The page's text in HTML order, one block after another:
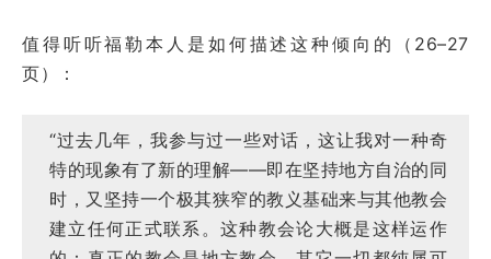
值得听听福勒本人是如何描述这种倾向的（26–27
页）：
“过去几年，我参与过一些对话，这让我对一种奇
特的现象有了新的理解——即在坚持地方自治的同
时，又坚持一个极其狭窄的教义基础来与其他教会
建立任何正式联系。这种教会论大概是这样运作